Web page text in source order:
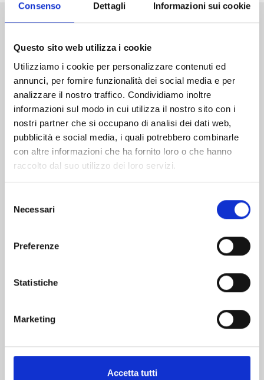
Consenso Dettagli Informazioni sui cookie
Questo sito web utilizza i cookie
Utilizziamo i cookie per personalizzare contenuti ed
annunci, per fornire funzionalità dei social media e per
analizzare il nostro traffico. Condividiamo inoltre
informazioni sul modo in cui utilizza il nostro sito con i
nostri partner che si occupano di analisi dei dati web,
pubblicità e social media, i quali potrebbero combinarle
con altre informazioni che ha fornito loro o che hanno
raccolto dal suo utilizzo dei loro servizi.
delNecessari
Preferenze
Statistiche
Marketing
Accetta tutti
Altri volumi della serie